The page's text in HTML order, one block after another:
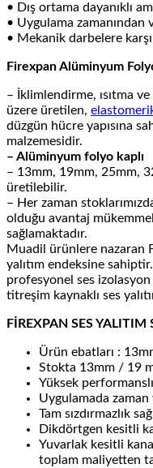
• Dış ortama dayanıklı
• Uygulama
• Mekanik darbelere
Firexpan Alüminyum
– İklimlendirme, ısıtma
üzere üretilen,
düzgün hücre yapısına
malzemesidir.
– Alüminyum folyo kaplı
– 13mm, 19mm, 25mm,
üretilebilir.
– Her zaman
olduğu avantaj
sağlamaktadır.
Muadil ürünlere nazaran
yalıtım endeksine
profesyonel ses
titreşim kaynaklı ses
FİREXPAN SES YALITIM
Ürün ebatları :
Stokta 13mm / 19
Yüksek
Uygulamada zaman
Tam sızdırmazlık
Dikdörtgen kesitli
Yuvarlak kesitli
toplam maliyetten